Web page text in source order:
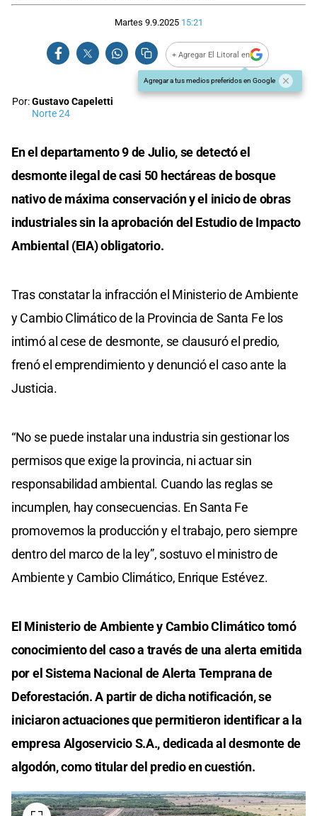
Martes 9.9.2025 15:21
+ Agregar El Litoral en
Agregar a tus medios preferidos en Google
Por:Gustavo Capeletti
Norte 24
En el departamento 9 de Julio, se detectó el
desmonte ilegal de casi 50 hectáreas de bosque
nativo de máxima conservación y el inicio de obras
industriales sin la aprobación del Estudio de Impacto
Ambiental (EIA) obligatorio.
Tras constatar la infracción el Ministerio de Ambiente
y Cambio Climático de la Provincia de Santa Fe los
intimó al cese de desmonte, se clausuró el predio,
frenó el emprendimiento y denunció el caso ante la
Justicia.
“No se puede instalar una industria sin gestionar los
permisos que exige la provincia, ni actuar sin
responsabilidad ambiental. Cuando las reglas se
incumplen, hay consecuencias. En Santa Fe
promovemos la producción y el trabajo, pero siempre
dentro del marco de la ley”, sostuvo el ministro de
Ambiente y Cambio Climático, Enrique Estévez.
El Ministerio de Ambiente y Cambio Climático tomó
conocimiento del caso a través de una alerta emitida
por el Sistema Nacional de Alerta Temprana de
Deforestación. A partir de dicha notificación, se
iniciaron actuaciones que permitieron identificar a la
empresa Algoservicio S.A., dedicada al desmonte de
algodón, como titular del predio en cuestión.